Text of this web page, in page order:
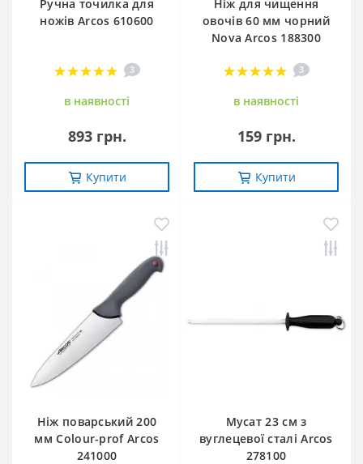
Ручна точилка для
ножів Arcos 610600
3
в наявностi
893 грн.
Купити
Ніж для чищення
овочів 60 мм чорний
Nova Arcos 188300
3
в наявностi
159 грн.
Купити
Ніж поварський 200
мм Сolour-prof Arcos
241000
Мусат 23 см з
вуглецевої сталі Arcos
278100